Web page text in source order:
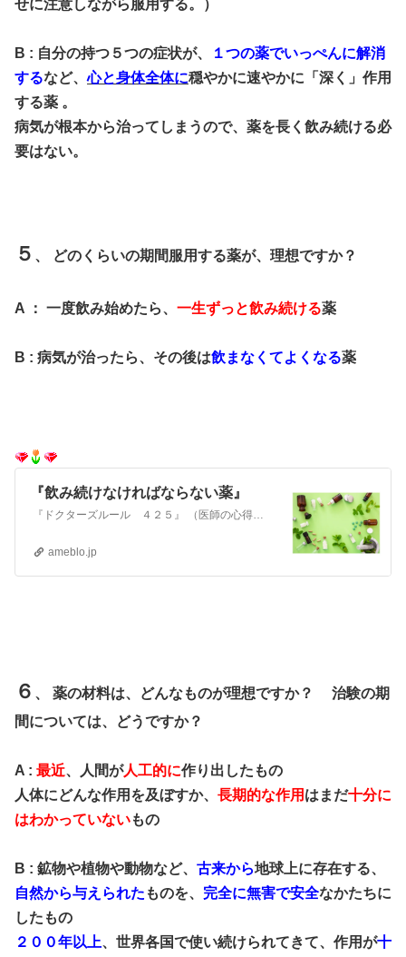
せに注意しながら服用する。）
B : 自分の持つ５つの症状が、
１つの薬でいっぺんに解消
するなど、心と身体全体に穏やかに速やかに「深く」作用
する薬 。
病気が根本から治ってしまうので、薬を長く飲み続ける必
要はない。
５ 、 どのくらいの期間服用する薬が、理想ですか？
A ： 一度飲み始めたら、 一生ずっと飲み続ける薬
B : 病気が治ったら、その後は飲まなくてよくなる薬
『飲み続けなければならない薬』
『ドクターズルール ４２５』 （医師の心得集） という本をご存じですか？ アメリカの熟練した医師たちの経験を集めたものです（京都大学教授 福井次矢訳 南江堂…
ameblo.jp
６ 、 薬の材料は、どんなものが理想ですか？ 治験の期
間については、どうですか？
A : 最近、人間が人工的に作り出したもの
人体にどんな作用を及ぼすか、 長期的な作用 はまだ十分に
はわかっていないもの
B : 鉱物や植物や動物など、 古来から地球上に存在する、
自然から与えられた ものを、 完全に無害で安全なかたちに
したもの
２００年以上、世界各国で使い続けられてきて、作用が十